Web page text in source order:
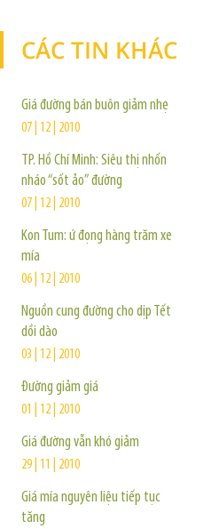
CÁC TIN KHÁC
Giá đường bán buôn giảm nhẹ
07 | 12 | 2010
TP. Hồ Chí Minh: Siêu thị nhốn
nháo “sốt ảo” đường
07 | 12 | 2010
Kon Tum: ứ đọng hàng trăm xe
mía
06 | 12 | 2010
Nguồn cung đường cho dịp Tết
dồi dào
03 | 12 | 2010
Đường giảm giá
01 | 12 | 2010
Giá đường vẫn khó giảm
29 | 11 | 2010
Giá mía nguyên liệu tiếp tục
tăng